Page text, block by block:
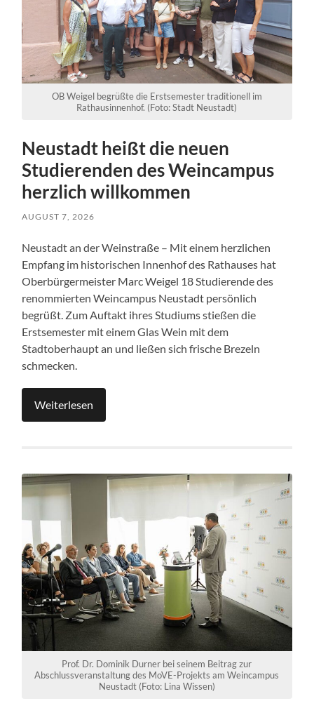
OB Weigel begrüßte die Erstsemester traditionell im
Rathausinnenhof. (Foto: Stadt Neustadt)
Neustadt heißt die neuen
Studierenden des Weincampus
herzlich willkommen
AUGUST 7, 2026
Neustadt an der Weinstraße – Mit einem herzlichen
Empfang im historischen Innenhof des Rathauses hat
Oberbürgermeister Marc Weigel 18 Studierende des
renommierten Weincampus Neustadt persönlich
begrüßt. Zum Auftakt ihres Studiums stießen die
Erstsemester mit einem Glas Wein mit dem
Stadtoberhaupt an und ließen sich frische Brezeln
schmecken.
Weiterlesen
Prof. Dr. Dominik Durner bei seinem Beitrag zur
Abschlussveranstaltung des MoVE-Projekts am Weincampus
Neustadt (Foto: Lina Wissen)